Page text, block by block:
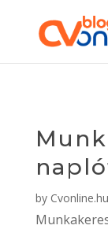
by Cvonline.hu